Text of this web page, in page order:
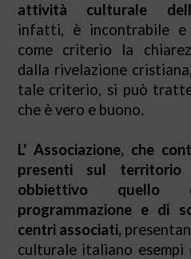
attività culturale
infatti, è incontrabile e
come criterio la
dalla rivelazione
tale criterio, si può
che è vero e buono.
L' Associazione, che
presenti sul territorio
obbiettivo quello
programmazione e di
centri associati,
culturale italiano